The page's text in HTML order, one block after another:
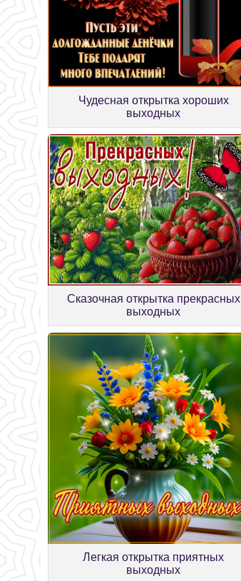
Чудесная открытка хороших
выходных
Сказочная открытка прекрасных
выходных
Легкая открытка приятных
выходных